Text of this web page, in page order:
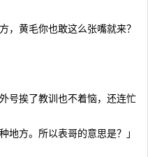
，黄毛你也敢这么张嘴就来？
挨了教训也不着恼，还连忙
地方。所以表哥的意思是？」